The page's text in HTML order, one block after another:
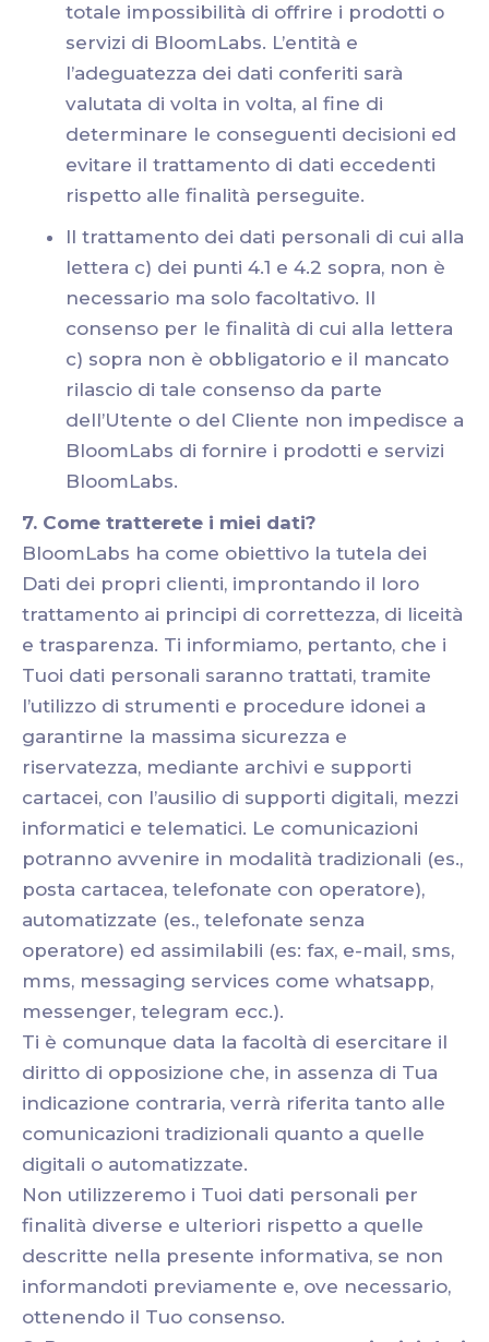
totale impossibilità di offrire i prodotti o
servizi di BloomLabs. L’entità e
l’adeguatezza dei dati conferiti sarà
valutata di volta in volta, al fine di
determinare le conseguenti decisioni ed
evitare il trattamento di dati eccedenti
rispetto alle finalità perseguite.
Il trattamento dei dati personali di cui alla
lettera c) dei punti 4.1 e 4.2 sopra, non è
necessario ma solo facoltativo. Il
consenso per le finalità di cui alla lettera
c) sopra non è obbligatorio e il mancato
rilascio di tale consenso da parte
dell’Utente o del Cliente non impedisce a
BloomLabs di fornire i prodotti e servizi
BloomLabs.
7. Come tratterete i miei dati?
BloomLabs ha come obiettivo la tutela dei
Dati dei propri clienti, improntando il loro
trattamento ai principi di correttezza, di liceità
e trasparenza. Ti informiamo, pertanto, che i
Tuoi dati personali saranno trattati, tramite
l’utilizzo di strumenti e procedure idonei a
garantirne la massima sicurezza e
riservatezza, mediante archivi e supporti
cartacei, con l’ausilio di supporti digitali, mezzi
informatici e telematici. Le comunicazioni
potranno avvenire in modalità tradizionali (es.,
posta cartacea, telefonate con operatore),
automatizzate (es., telefonate senza
operatore) ed assimilabili (es: fax, e-mail, sms,
mms, messaging services come whatsapp,
messenger, telegram ecc.).
Ti è comunque data la facoltà di esercitare il
diritto di opposizione che, in assenza di Tua
indicazione contraria, verrà riferita tanto alle
comunicazioni tradizionali quanto a quelle
digitali o automatizzate.
Non utilizzeremo i Tuoi dati personali per
finalità diverse e ulteriori rispetto a quelle
descritte nella presente informativa, se non
informandoti previamente e, ove necessario,
ottenendo il Tuo consenso.